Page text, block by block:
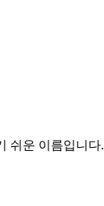
쉬운 이름입니다.